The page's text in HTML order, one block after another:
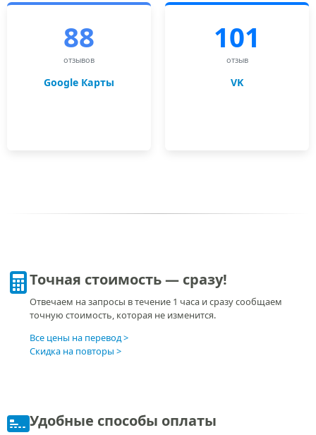
88
отзывов
Google Карты
101
отзыв
VK
Точная стоимость — сразу!
Отвечаем на запросы в течение 1 часа и сразу сообщаем
точную стоимость, которая не изменится.
Все цены на перевод
Скидка на повторы
Удобные способы оплаты